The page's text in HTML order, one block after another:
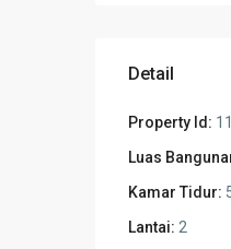
Detail
Property Id:
Luas
Kamar Tidur:
Lantai: 2